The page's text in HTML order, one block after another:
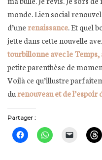
monde. Lien social
d’unerenaissance. Et quel
jette dans cette nouvelle
tourbillonne avec le Temps,
petite parenthèse de
Voilà ce qu’illustre
durenouveau et de
Partager :